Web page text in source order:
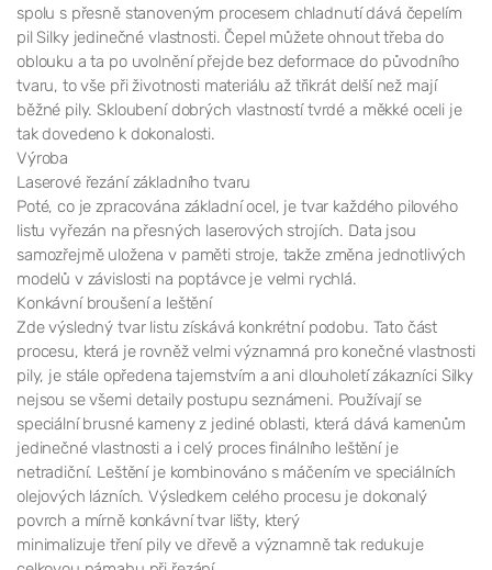
spolu s přesně stanoveným procesem chladnutí dává čepelím
pil Silky jedinečné vlastnosti. Čepel můžete ohnout třeba do
oblouku a ta po uvolnění přejde bez deformace do původního
tvaru, to vše při životnosti materiálu až třikrát delší než mají
běžné pily. Skloubení dobrých vlastností tvrdé a měkké oceli je
tak dovedeno k dokonalosti.
Výroba
Laserové řezání základního tvaru
Poté, co je zpracována základní ocel, je tvar každého pilového
listu vyřezán na přesných laserových strojích. Data jsou
samozřejmě uložena v paměti stroje, takže změna jednotlivých
modelů v závislosti na poptávce je velmi rychlá.
Konkávní broušení a leštění
Zde výsledný tvar listu získává konkrétní podobu. Tato část
procesu, která je rovněž velmi významná pro konečné vlastnosti
pily, je stále opředena tajemstvím a ani dlouholetí zákazníci Silky
nejsou se všemi detaily postupu seznámeni. Používají se
speciální brusné kameny z jediné oblasti, která dává kamenům
jedinečné vlastnosti a i celý proces finálního leštění je
netradiční. Leštění je kombinováno s máčením ve speciálních
olejových lázních. Výsledkem celého procesu je dokonalý
povrch a mírně konkávní tvar lišty, který
minimalizuje tření pily ve dřevě a významně tak redukuje